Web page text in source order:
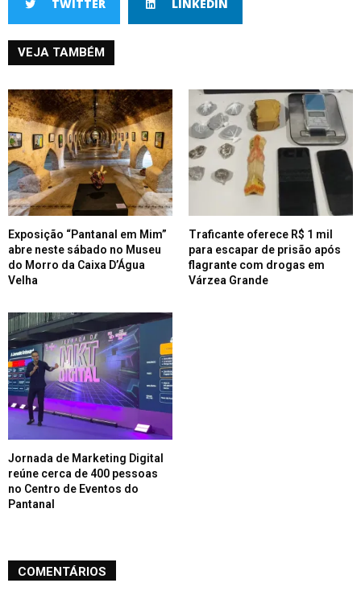
TWITTER LINKEDIN
VEJA TAMBÉM
Exposição “Pantanal em Mim”
abre neste sábado no Museu
do Morro da Caixa D’Água
Velha
Traficante oferece R$ 1 mil
para escapar de prisão após
flagrante com drogas em
Várzea Grande
Jornada de Marketing Digital
reúne cerca de 400 pessoas
no Centro de Eventos do
Pantanal
COMENTÁRIOS